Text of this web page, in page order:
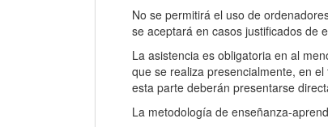
No se permitirá el uso de
se aceptará en casos justificados de
La asistencia es obligatoria en al
que se realiza presencialmente, en
esta parte deberán presentarse
La metodología de enseñanza-